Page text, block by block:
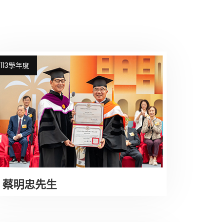
113學年度
蔡明忠先生